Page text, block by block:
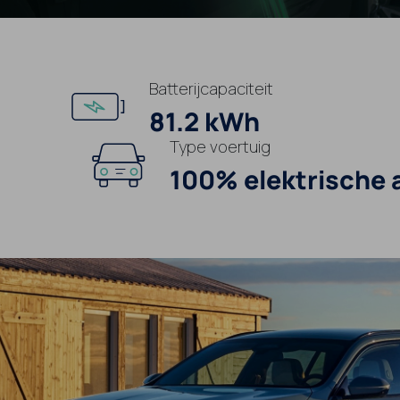
Batterijcapaciteit
81.2 kWh
Type voertuig
100% elektrische